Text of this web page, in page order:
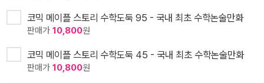
코믹 메이플 스토리 수학도둑 95 - 국내 최초 수학논술만화
판매가 10,800원
코믹 메이플 스토리 수학도둑 45 - 국내 최초 수학논술만화
판매가 10,800원